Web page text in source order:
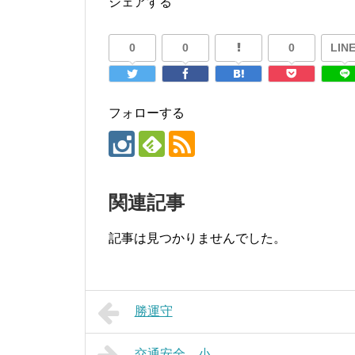
0 0 0
フォローする
関連記事
記事は見つかりませんでした。
勝運守